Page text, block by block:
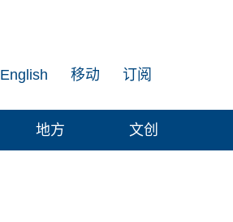
订阅
移动
English
地方 文创